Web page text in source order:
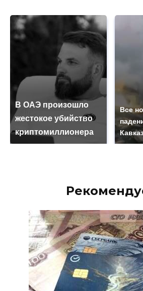
В ОАЭ произошло
жестокое убийство
криптомиллионера
Все